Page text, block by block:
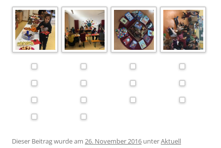
Dieser Beitrag wurde am 26. November 2016 unterAktuell